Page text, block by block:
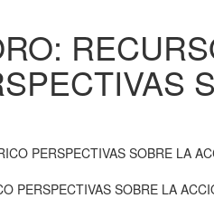
PERSPECTIVAS SOBRE LA